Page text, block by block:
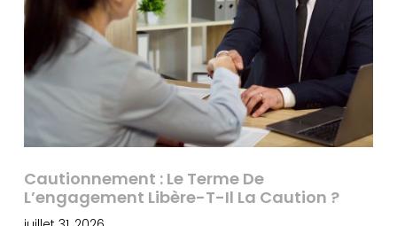
Cautionnement : Le Terme De
L’engagement Libère-T-Il La Caution ?